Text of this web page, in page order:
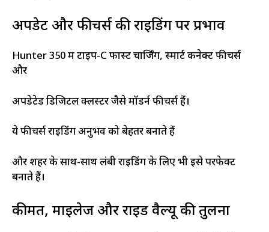
अपडेट और फीचर्स की राइडिंग पर प्रभाव
Hunter 350 में टाइप-C फास्ट चार्जिंग, स्मार्ट कनेक्ट फीचर्स
और
अपडेटेड डिजिटल क्लस्टर जैसे मॉडर्न फीचर्स हैं।
ये फीचर्स राइडिंग अनुभव को बेहतर बनाते हैं
और शहर के साथ-साथ लंबी राइडिंग के लिए भी इसे परफेक्ट
बनाते हैं।
कीमत, माइलेज और राइड वैल्यू की तुलना